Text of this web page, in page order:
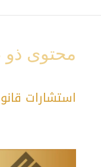
محتوى ذو
استشارات